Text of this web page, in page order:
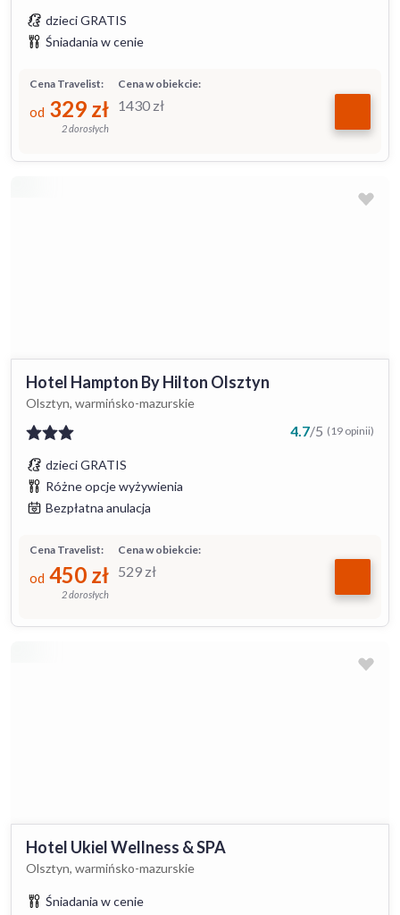
dzieci GRATIS
Śniadania w cenie
Cena w obiekcie:
1430 zł
Cena Travelist:
od 329 zł
2 dorosłych
Hotel Hampton By Hilton Olsztyn
Olsztyn, warmińsko-mazurskie
4.7/5 (19 opinii)
dzieci GRATIS
Różne opcje wyżywienia
Bezpłatna anulacja
Cena w obiekcie:
529 zł
Cena Travelist:
od 450 zł
2 dorosłych
Hotel Ukiel Wellness & SPA
Olsztyn, warmińsko-mazurskie
Śniadania w cenie